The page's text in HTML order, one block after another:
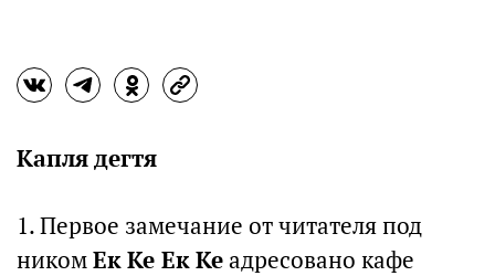
Капля дегтя
1. Первое замечание от читателя под
никомЕк Ке Ек Кеадресовано кафе